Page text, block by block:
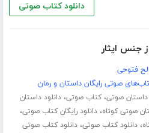
دانلود کتاب صوتی
جنس ایثار
فتوحی
صوتی رایگان داستان و رمان
داستان صوتی،کتاب صوتی،دانلود داستان
صوتی کوتاه،دانلود رایگان کتاب صوتی،
،دانلود کتاب صوتی،دانلود کتاب صوتی